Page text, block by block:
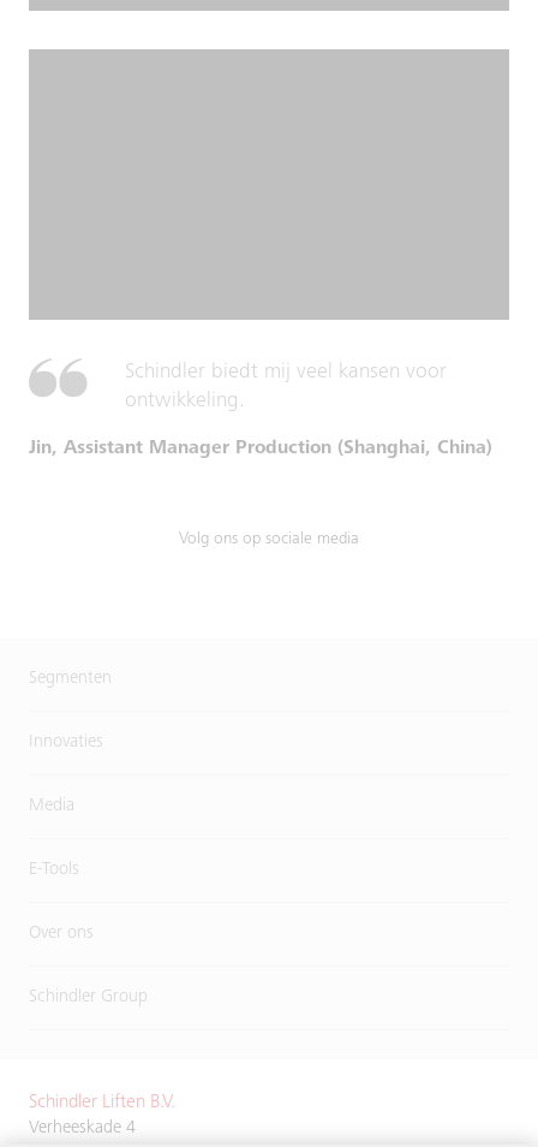
Schindler biedt mij veel kansen voor
ontwikkeling.
Jin, Assistant Manager Production (Shanghai, China)
Volg ons op sociale media
Segmenten
Innovaties
Media
E-Tools
Over ons
Schindler Group
Schindler Liften B.V.
Verheeskade 4